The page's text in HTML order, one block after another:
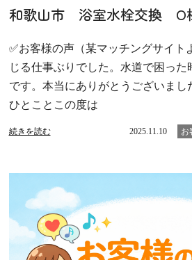
和歌山市 浴室水栓交換 O
✅お客様の声（某マッチングサイト
じる仕事ぶりでした。水道で困った
です。本当にありがとうございまし
ひとことこの度は
続きを読む 2025.11.10 お